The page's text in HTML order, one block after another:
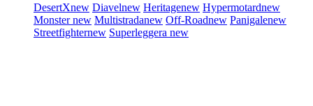
DesertXnew Diavelnew Heritagenew Hypermotardnew
Monsternew Multistradanew Off-Roadnew Panigalenew
Streetfighternew Superleggera new